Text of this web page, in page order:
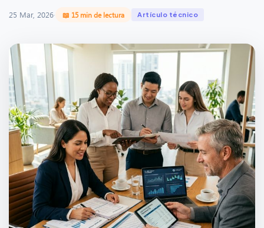
25 Mar, 2026· 📖 15 min de lectura Artículo técnico